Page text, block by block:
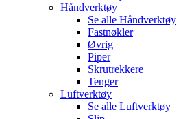
Håndverktøy
Se alle Håndverktøy
Fastnøkler
Øvrig
Piper
Skrutrekkere
Tenger
Luftverktøy
Se alle Luftverktøy